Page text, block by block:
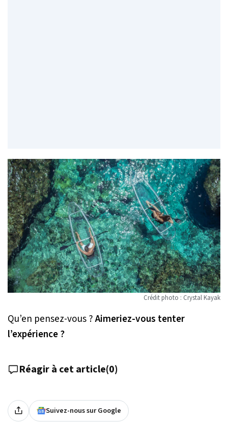
Crédit photo : Crystal Kayak
Qu’en pensez-vous ?Aimeriez-vous tenter
l’expérience ?
Réagir à cet article(0)
Suivez-nous sur Google